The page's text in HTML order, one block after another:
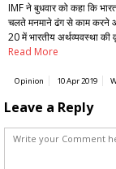
IMF ने बुधवार को कहा कि
चलते मनमाने ढंग से काम करने
20 में भारतीय अर्थव्यवस्था
Read More
Opinion 10 Apr 2019
Leave a Reply